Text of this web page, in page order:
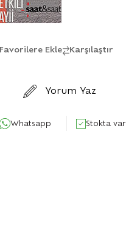
Favorilere Ekle Karşılaştır
Yorum Yaz
Whatsapp Stokta var